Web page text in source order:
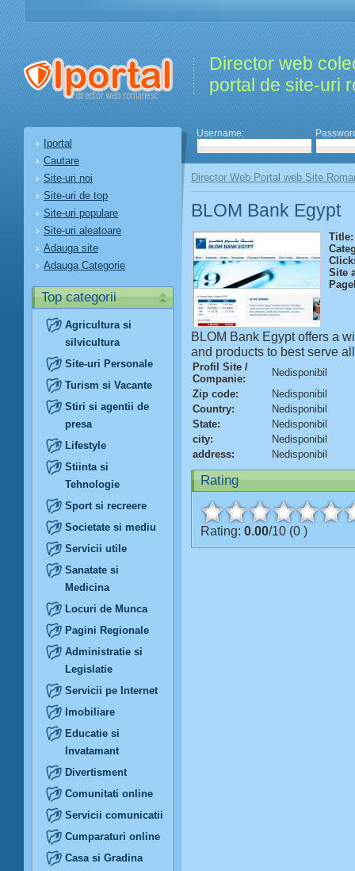
Director web
portal de site-uri
Iportal
Cautare
Site-uri noi
Site-uri de top
Site-uri populare
Site-uri aleatoare
Adauga site
Adauga Categorie
Top categorii
Agricultura si
silvicultura
Site-uri Personale
Turism si Vacante
Stiri si agentii de
presa
Lifestyle
Stiinta si
Tehnologie
Sport si recreere
Societate si mediu
Servicii utile
Sanatate si
Medicina
Locuri de Munca
Pagini Regionale
Administratie si
Legislatie
Servicii pe Internet
Imobiliare
Educatie si
Invatamant
Divertisment
Comunitati online
Servicii comunicatii
Cumparaturi online
Casa si Gradina
Username:
Director Web Portal web Site
BLOM Bank Egypt
Title:
Site
BLOM Bank Egypt offers a
and products to best serve
Profil Site /
Companie:
Nedisponibil
Zip code:
Nedisponibil
Country:
Nedisponibil
State:
Nedisponibil
city:
Nedisponibil
address:
Nedisponibil
Rating
Rating: 0.00/10 (0 )